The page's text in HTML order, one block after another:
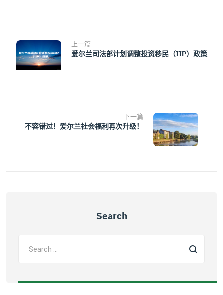
上一篇
爱尔兰司法部计划调整投资移民（IIP）政策
下一篇
不容错过！爱尔兰社会福利再次升级！
Search